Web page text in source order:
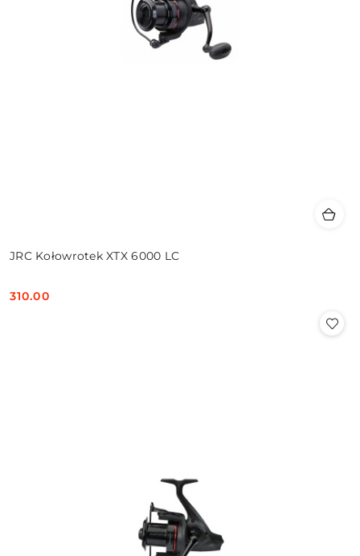
JRC Kołowrotek XTX 6000 LC
Cena:
310.00